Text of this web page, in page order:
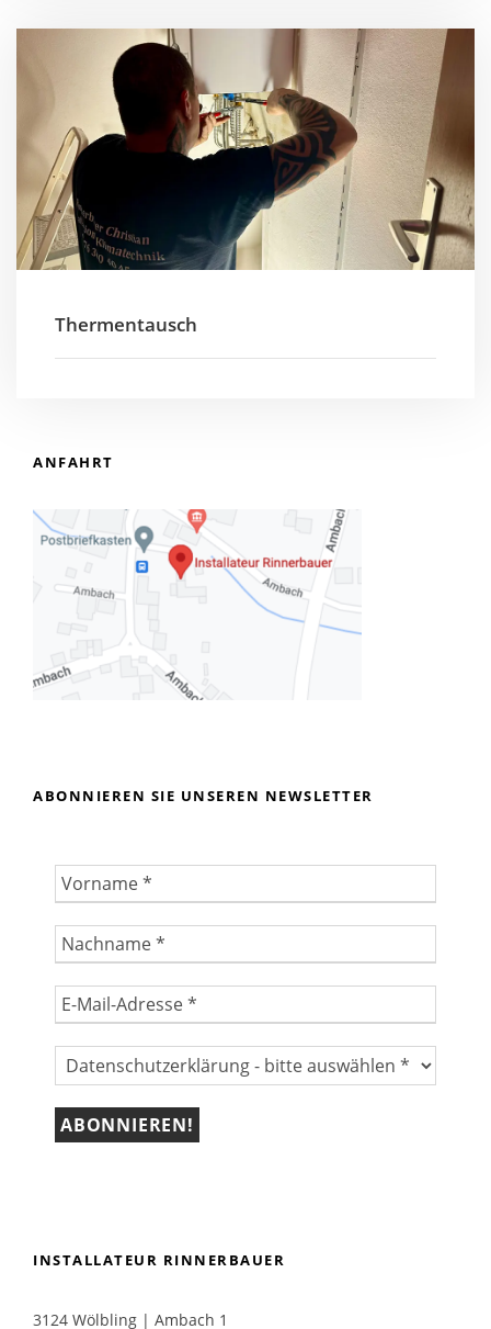
Thermentausch
ANFAHRT
ABONNIEREN SIE UNSEREN NEWSLETTER
INSTALLATEUR RINNERBAUER
3124 Wölbling | Ambach 1